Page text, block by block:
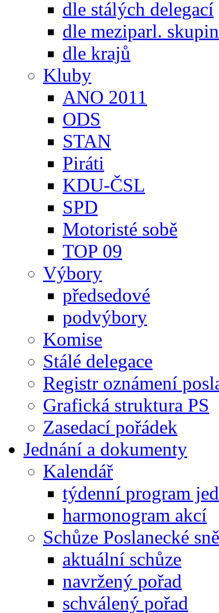
dle stálých delegací
dle meziparl. skupin
dle krajů
Kluby
ANO 2011
ODS
STAN
Piráti
KDU-ČSL
SPD
Motoristé sobě
TOP 09
Výbory
předsedové
podvýbory
Komise
Stálé delegace
Registr oznámení
Grafická struktura PS
Zasedací pořádek
Jednání a dokumenty
Kalendář
týdenní program
harmonogram akcí
Schůze Poslanecké
aktuální schůze
navržený pořad
schválený pořad